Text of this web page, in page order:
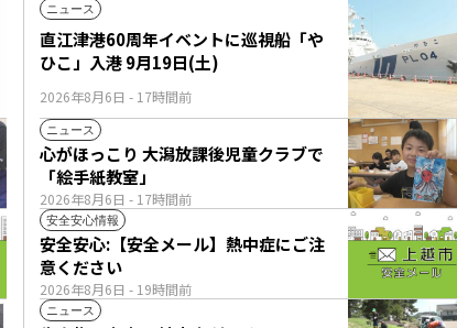
ニュース
2026年8月6日 - 17時間前
直江津港60周年イベントに巡視船「や
ひこ」入港 9月19日(土)
ニュース
2026年8月6日 - 17時間前
心がほっこり 大潟放課後児童クラブで
「絵手紙教室」
安全安心情報
2026年8月6日 - 19時間前
安全安心:【安全メール】熱中症にご注
意ください
ニュース